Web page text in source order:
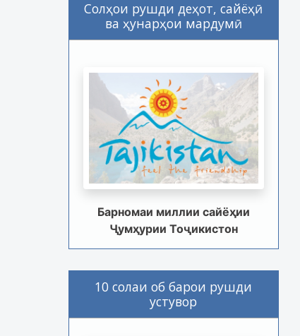
Солҳои рушди деҳот, сайёҳӣ
ва ҳунарҳои мардумӣ
Барномаи миллии сайёҳии
Ҷумҳурии Тоҷикистон
10 солаи об барои рушди
устувор